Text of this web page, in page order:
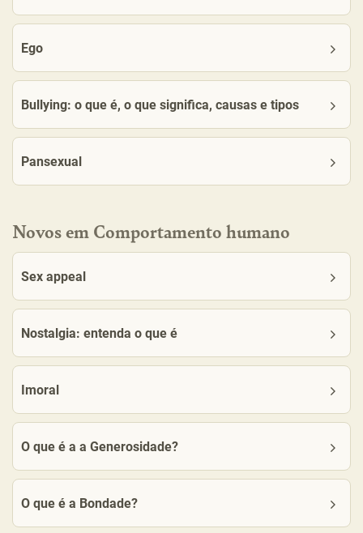
Ego
Bullying: o que é, o que significa, causas e tipos
Pansexual
Novos em Comportamento humano
Sex appeal
Nostalgia: entenda o que é
Imoral
O que é a a Generosidade?
O que é a Bondade?